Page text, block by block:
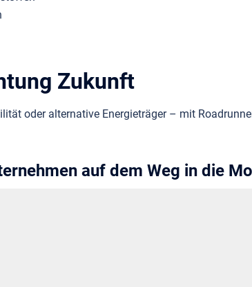
Zukunft
oder alternative Energieträger – mit
auf dem Weg in die